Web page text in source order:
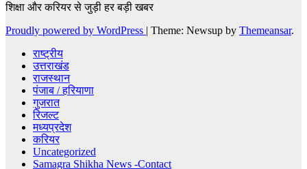
शिक्षा और करियर से जुड़ी हर बड़ी खबर
Proudly powered by WordPress | Theme: Newsup by Themeansar.
राष्ट्रीय
उत्तराखंड
राजस्थान
पंजाब / हरियाणा
गुजरात
रिजल्ट
मध्यप्रदेश
करियर
Uncategorized
Samagra Shikha News -Contact